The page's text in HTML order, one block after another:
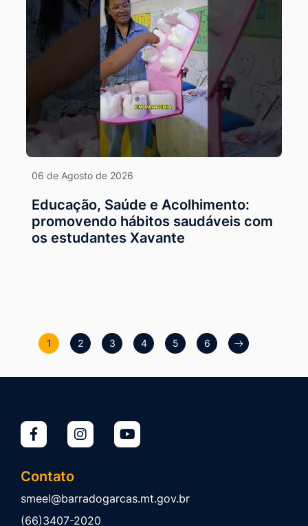
06 de Agosto de 2026
Educação, Saúde e Acolhimento:
promovendo hábitos saudáveis com
os estudantes Xavante
1 2 3 4 5 6
Contato
smeel@barradogarcas.mt.gov.br
(66)3407-2020